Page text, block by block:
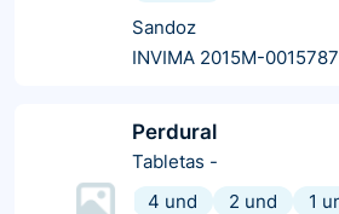
Sandoz
INVIMA 2015M-0015787
Perdural
Tabletas -
4 und
2 und
1